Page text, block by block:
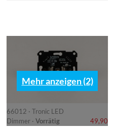
66012 · Tronic LED
Dimmer · Vorrätig 49,90
Mehr anzeigen (2)